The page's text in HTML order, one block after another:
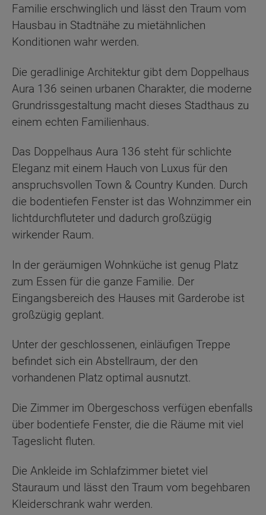
Familie erschwinglich und lässt den Traum vom
Hausbau in Stadtnähe zu mietähnlichen
Konditionen wahr werden.
Die geradlinige Architektur gibt dem Doppelhaus
Aura 136 seinen urbanen Charakter, die moderne
Grundrissgestaltung macht dieses Stadthaus zu
einem echten Familienhaus.
Das Doppelhaus Aura 136 steht für schlichte
Eleganz mit einem Hauch von Luxus für den
anspruchsvollen Town & Country Kunden. Durch
die bodentiefen Fenster ist das Wohnzimmer ein
lichtdurchfluteter und dadurch großzügig
wirkender Raum.
In der geräumigen Wohnküche ist genug Platz
zum Essen für die ganze Familie. Der
Eingangsbereich des Hauses mit Garderobe ist
großzügig geplant.
Unter der geschlossenen, einläufigen Treppe
befindet sich ein Abstellraum, der den
vorhandenen Platz optimal ausnutzt.
Die Zimmer im Obergeschoss verfügen ebenfalls
über bodentiefe Fenster, die die Räume mit viel
Tageslicht fluten.
Die Ankleide im Schlafzimmer bietet viel
Stauraum und lässt den Traum vom begehbaren
Kleiderschrank wahr werden.